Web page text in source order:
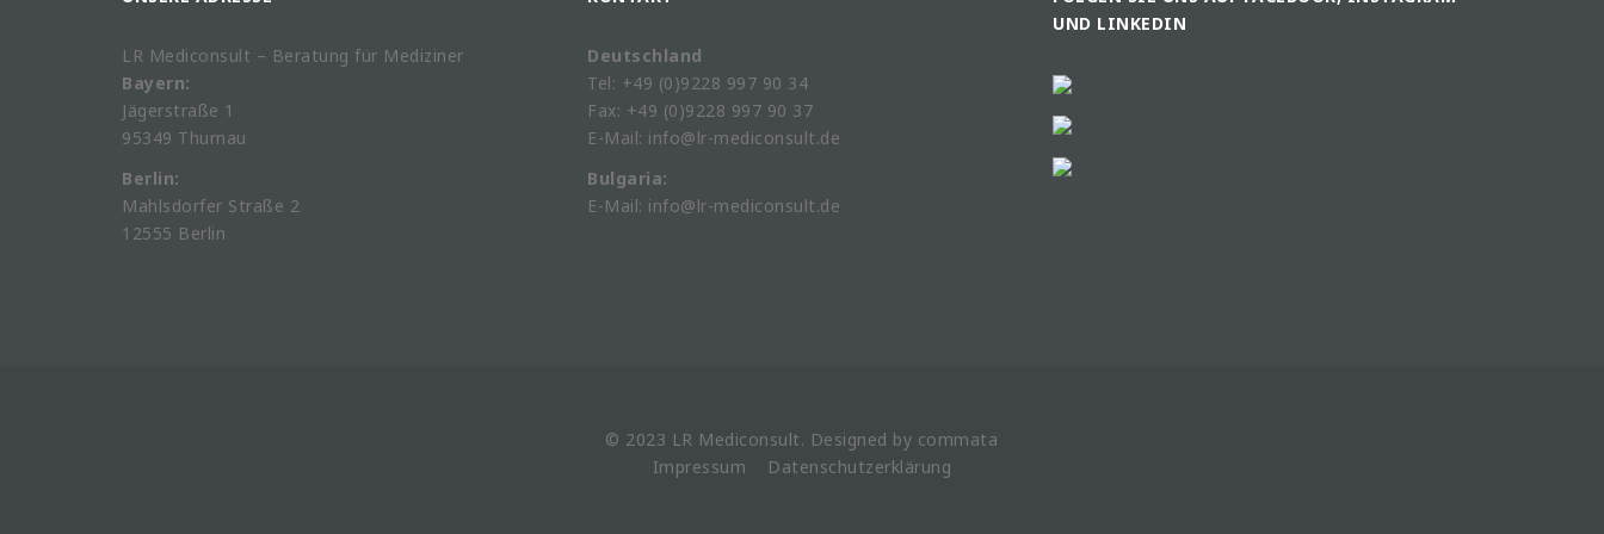
LR Mediconsult – Beratung für Mediziner
Bayern:
Jägerstraße 1
95349 Thurnau
Berlin:
Mahlsdorfer Straße 2
12555 Berlin
Deutschland
Tel: +49 (0)9228 997 90 34
Fax: +49 (0)9228 997 90 37
E-Mail: info@lr-mediconsult.de
Bulgaria:
E-Mail: info@lr-mediconsult.de
UND LINKEDIN
© 2023 LR Mediconsult. Designed by commata
Impressum
Datenschutzerklärung